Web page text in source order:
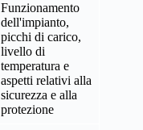
Funzionamento
dell'impianto,
picchi di carico,
livello di
temperatura e
aspetti relativi alla
sicurezza e alla
protezione